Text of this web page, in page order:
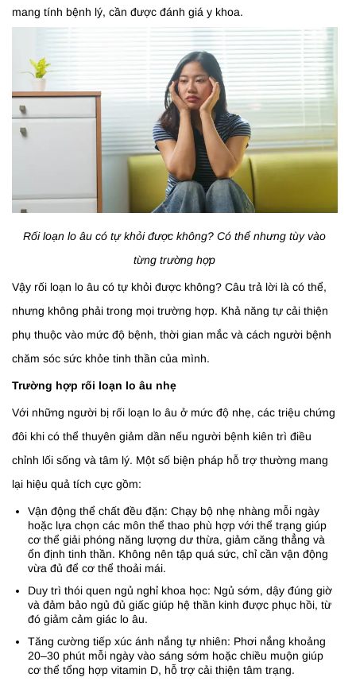
mang tính bệnh lý, cần được đánh giá y khoa.
Rối loạn lo âu có tự khỏi được không? Có thể nhưng tùy vào
từng trường hợp
Vậy rối loạn lo âu có tự khỏi được không? Câu trả lời là có thể,
nhưng không phải trong mọi trường hợp. Khả năng tự cải thiện
phụ thuộc vào mức độ bệnh, thời gian mắc và cách người bệnh
chăm sóc sức khỏe tinh thần của mình.
Trường hợp rối loạn lo âu nhẹ
Với những người bị rối loạn lo âu ở mức độ nhẹ, các triệu chứng
đôi khi có thể thuyên giảm dần nếu người bệnh kiên trì điều
chỉnh lối sống và tâm lý. Một số biện pháp hỗ trợ thường mang
lại hiệu quả tích cực gồm:
Vận động thể chất đều đặn: Chạy bộ nhẹ nhàng mỗi ngày
hoặc lựa chọn các môn thể thao phù hợp với thể trạng giúp
cơ thể giải phóng năng lượng dư thừa, giảm căng thẳng và
ổn định tinh thần. Không nên tập quá sức, chỉ cần vận động
vừa đủ để cơ thể thoải mái.
Duy trì thói quen ngủ nghỉ khoa học: Ngủ sớm, dậy đúng giờ
và đảm bảo ngủ đủ giấc giúp hệ thần kinh được phục hồi, từ
đó giảm cảm giác lo âu.
Tăng cường tiếp xúc ánh nắng tự nhiên: Phơi nắng khoảng
20–30 phút mỗi ngày vào sáng sớm hoặc chiều muộn giúp
cơ thể tổng hợp vitamin D, hỗ trợ cải thiện tâm trạng.